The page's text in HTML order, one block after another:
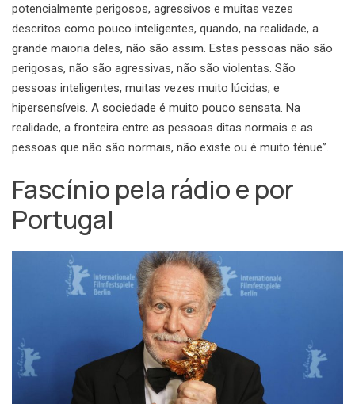
potencialmente perigosos, agressivos e muitas vezes
descritos como pouco inteligentes, quando, na realidade, a
grande maioria deles, não são assim. Estas pessoas não são
perigosas, não são agressivas, não são violentas. São
pessoas inteligentes, muitas vezes muito lúcidas, e
hipersensíveis. A sociedade é muito pouco sensata. Na
realidade, a fronteira entre as pessoas ditas normais e as
pessoas que não são normais, não existe ou é muito ténue”.
Fascínio pela rádio e por
Portugal